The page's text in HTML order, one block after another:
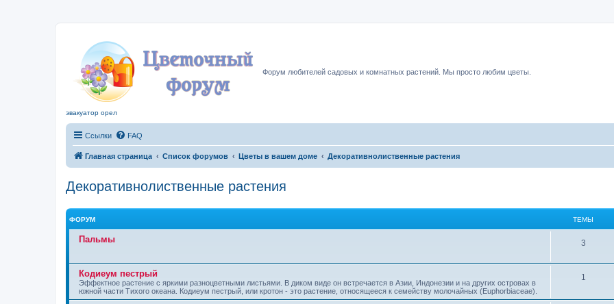
Форум любителей садовых и комнатных растений. Мы просто любим цветы.
эвакуатор орел
Ссылки FAQ
Главная страница Список форумов Цветы в вашем доме Декоративнолиственные растения
Декоративнолиственные растения
ФОРУМ ТЕМЫ
Пальмы 3
Кодиеум пестрый
Эффектное растение с яркими разноцветными лис­тьями. В диком виде он встречается в Азии, Индонезии и на других островах в
южной части Тихого океана. Кодиеум пестрый, или кротон - это рас­тение, относящееся к семейству моло­чайных (Euphorbiaceae).
1